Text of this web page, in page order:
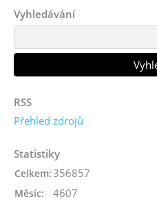
Vyhledávání
RSS
Přehled zdrojů
Statistiky
Celkem:356857
Měsíc: 4607